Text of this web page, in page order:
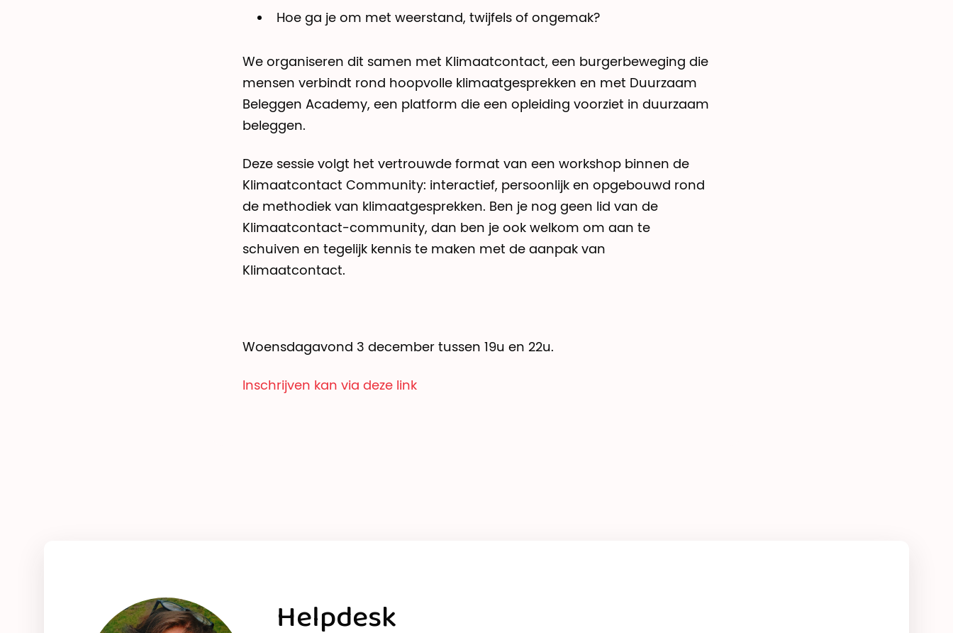
Hoe ga je om met weerstand, twijfels of ongemak?
We organiseren dit samen met Klimaatcontact, een burgerbeweging die
mensen verbindt rond hoopvolle klimaatgesprekken en met Duurzaam
Beleggen Academy, een platform die een opleiding voorziet in duurzaam
beleggen.
Deze sessie volgt het vertrouwde format van een workshop binnen de
Klimaatcontact Community: interactief, persoonlijk en opgebouwd rond
de methodiek van klimaatgesprekken. Ben je nog geen lid van de
Klimaatcontact-community, dan ben je ook welkom om aan te
schuiven en tegelijk kennis te maken met de aanpak van
Klimaatcontact.
Woensdagavond 3 december tussen 19u en 22u.
Inschrijven kan via deze link
Helpdesk